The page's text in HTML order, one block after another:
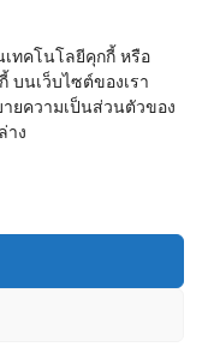
เทคโนโลยีคุกกี้ หรือ
บนเว็บไซต์ของเรา
ยความเป็นส่วนตัวของ
าง
Archives